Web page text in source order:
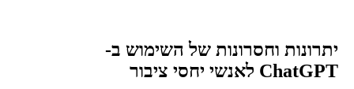
יתרונות וחסרונות של השימוש ב-
ChatGPT לאנשי יחסי ציבור